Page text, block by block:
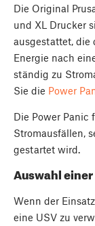
Die Original
und XL Drucker
ausgestattet, die
Energie nach
ständig zu
Sie die Power
Die Power Panic
Stromausfällen,
gestartet wird.
Auswahl einer
Wenn der
eine USV zu